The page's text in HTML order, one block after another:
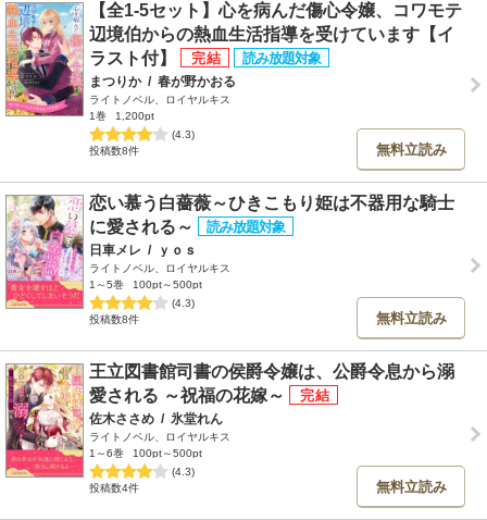
【全1-5セット】心を病んだ傷心令嬢、コワモテ
辺境伯からの熱血生活指導を受けています【イ
ラスト付】
まつりか / 春が野かおる
ライトノベル、ロイヤルキス
1巻
1,200pt
(4.3)
投稿数8件
無料立読み
恋い慕う白薔薇～ひきこもり姫は不器用な騎士
に愛される～
日車メレ / ｙｏｓ
ライトノベル、ロイヤルキス
1～5巻
100pt～500pt
(4.3)
投稿数8件
無料立読み
王立図書館司書の侯爵令嬢は、公爵令息から溺
愛される ～祝福の花嫁～
佐木ささめ / 氷堂れん
ライトノベル、ロイヤルキス
1～6巻
100pt～500pt
(4.3)
投稿数4件
無料立読み